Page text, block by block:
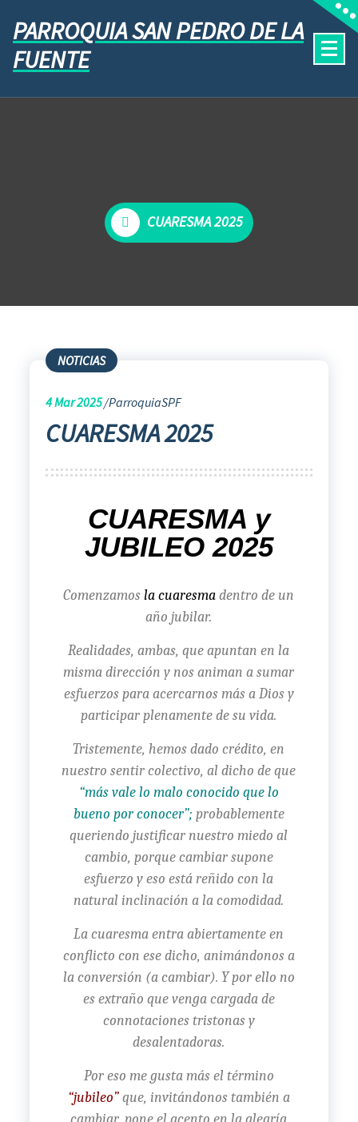
PARROQUIA SAN PEDRO DE LA
FUENTE
CUARESMA 2025
NOTICIAS
4Mar 2025 ParroquiaSPF
CUARESMA 2025
CUARESMA y
JUBILEO 2025
Comenzamosla cuaresmadentro de un
año jubilar.
Realidades, ambas, que apuntan en la
misma dirección y nos animan a sumar
esfuerzos para acercarnos más a Dios y
participar plenamente de su vida.
Tristemente, hemos dado crédito, en
nuestro sentir colectivo, al dicho de que
“más vale lo malo conocido que lo
bueno por conocer”; probablemente
queriendo justificar nuestro miedo al
cambio, porque cambiar supone
esfuerzo y eso está reñido con la
natural inclinación a la comodidad.
La cuaresma entra abiertamente en
conflicto con ese dicho, animándonos a
la conversión (a cambiar). Y por ello no
es extraño que venga cargada de
connotaciones tristonas y
desalentadoras.
Por eso me gusta más el término
“jubileo”que, invitándonos también a